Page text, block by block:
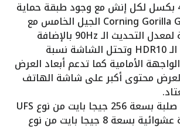
بكسلات 402 بكسل لكل إنش مع وجود طبقة حماية
من نوع Corning Gorilla Glass الجيل الخامس مع
دعم الشاشة لمعدل التحديث الـ 90Hz بالإضافة
لدعمها إلى الـ HDR10 وتحتل الشاشة نسبة
الواجهة الأمامية كما تدعم أبعاد العرض
بنسبة 20:9 لعرض محتوى أكبر على شاشة الهاتف
يأتي بذاكرة صلبة بسعة 256 جيجا بايت من نوع UFS
2.1 مع ذاكرة عشوائية بسعة 8 جيجا بايت من نوع